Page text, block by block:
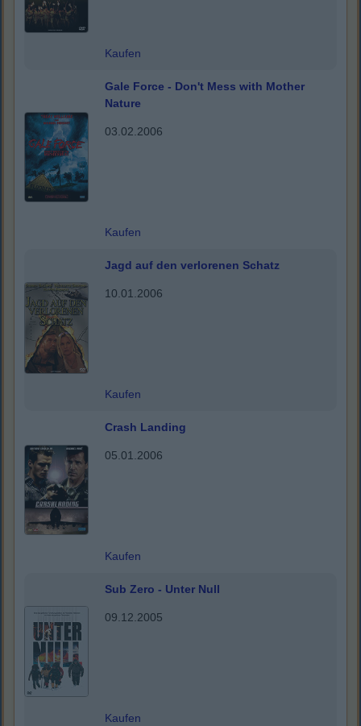
Kaufen
Gale Force - Don't Mess with Mother
Nature
03.02.2006
Kaufen
Jagd auf den verlorenen Schatz
10.01.2006
Kaufen
Crash Landing
05.01.2006
Kaufen
Sub Zero - Unter Null
09.12.2005
Kaufen